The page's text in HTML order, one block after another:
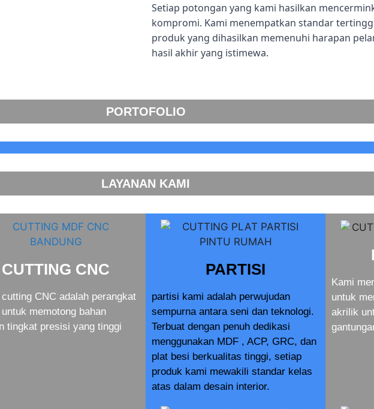
Setiap potongan yang kami hasilkan
kompromi. Kami menempatkan standar
produk yang dihasilkan memenuhi harapan
hasil akhir yang istimewa.
PORTOFOLIO
LAYANAN KAMI
CUTTING CNC
CNC adalah perangkat
memotong bahan
tingkat presisi yang tinggi
PARTISI
partisi kami adalah perwujudan
sempurna antara seni dan teknologi.
Terbuat dengan penuh dedikasi
menggunakan MDF , ACP, GRC, dan
plat besi berkualitas tinggi, setiap
produk kami mewakili standar kelas
atas dalam desain interior.
Kami
untuk
akrilik